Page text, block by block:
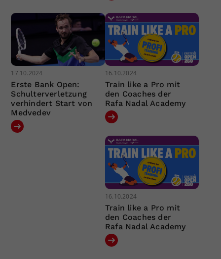
17.10.2024
Erste Bank Open:
Schulterverletzung
verhindert Start von
Medvedev
16.10.2024
Train like a Pro mit
den Coaches der
Rafa Nadal Academy
16.10.2024
Train like a Pro mit
den Coaches der
Rafa Nadal Academy